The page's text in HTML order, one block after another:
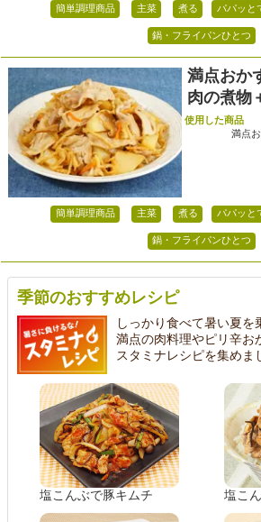
簡単調理商品 主菜 煮る パパッと
鍋・フライパンひとつ
満点おか
肉の煮物
使用した商品
満点
簡単調理商品 主菜 煮る パパッと
鍋・フライパンひとつ
季節のおすすめレシピ
しっかり食べて暑い夏を
満点の肉料理やピリ辛お
スタミナレシピを集めま
塩こんぶで豚キムチ 塩こ